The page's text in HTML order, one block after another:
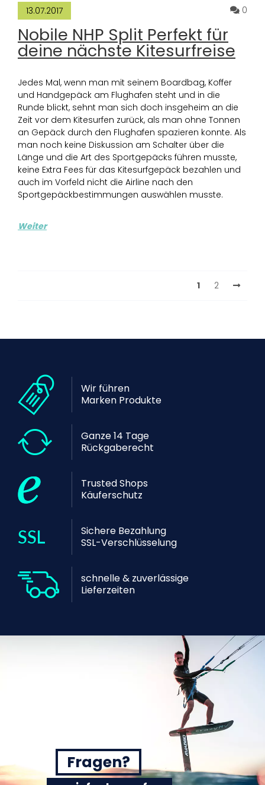
13.07.2017 0
Nobile NHP Split Perfekt für
deine nächste Kitesurfreise
Jedes Mal, wenn man mit seinem Boardbag, Koffer
und Handgepäck am Flughafen steht und in die
Runde blickt, sehnt man sich doch insgeheim an die
Zeit vor dem Kitesurfen zurück, als man ohne Tonnen
an Gepäck durch den Flughafen spazieren konnte. Als
man noch keine Diskussion am Schalter über die
Länge und die Art des Sportgepäcks führen musste,
keine Extra Fees für das Kitesurfgepäck bezahlen und
auch im Vorfeld nicht die Airline nach den
Sportgepäckbestimmungen auswählen musste.
Weiter
1 2
Wir führen
Marken Produkte
Ganze 14 Tage
Rückgaberecht
Trusted Shops
Käuferschutz
Sichere Bezahlung
SSL-Verschlüsselung
schnelle & zuverlässige
Lieferzeiten
Fragen?